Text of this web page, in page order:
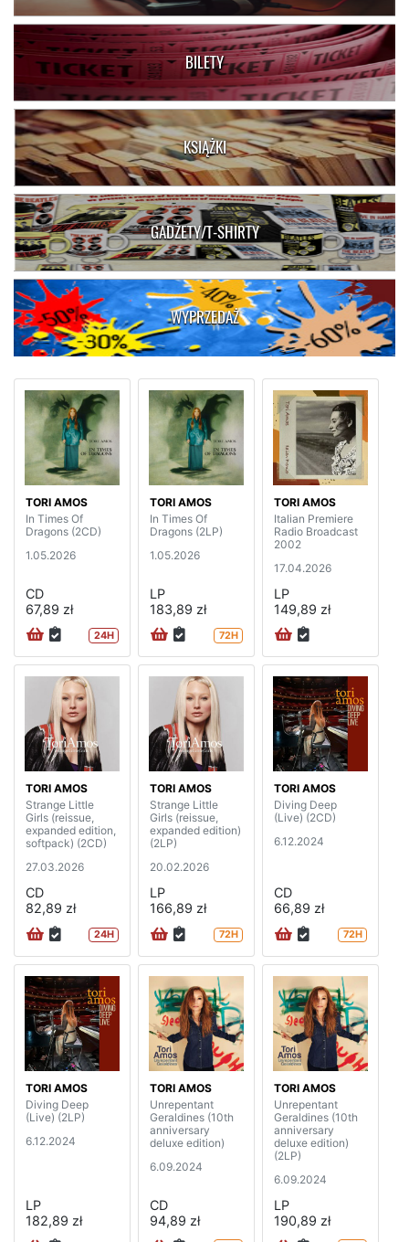
BILETY
KSIĄŻKI
GADŻETY/T-SHIRTY
WYPRZEDAŻ
TORI AMOS
In Times Of
Dragons (2CD)
1.05.2026
CD
67,89 zł
24H
TORI AMOS
In Times Of
Dragons (2LP)
1.05.2026
LP
183,89 zł
72H
TORI AMOS
Italian Premiere
Radio Broadcast
2002
17.04.2026
LP
149,89 zł
TORI AMOS
Strange Little
Girls (reissue,
expanded edition,
softpack) (2CD)
27.03.2026
CD
82,89 zł
24H
TORI AMOS
Strange Little
Girls (reissue,
expanded edition)
(2LP)
20.02.2026
LP
166,89 zł
72H
TORI AMOS
Diving Deep
(Live) (2CD)
6.12.2024
CD
66,89 zł
72H
TORI AMOS
Diving Deep
(Live) (2LP)
6.12.2024
LP
182,89 zł
TORI AMOS
Unrepentant
Geraldines (10th
anniversary
deluxe edition)
6.09.2024
CD
94,89 zł
TORI AMOS
Unrepentant
Geraldines (10th
anniversary
deluxe edition)
(2LP)
6.09.2024
LP
190,89 zł